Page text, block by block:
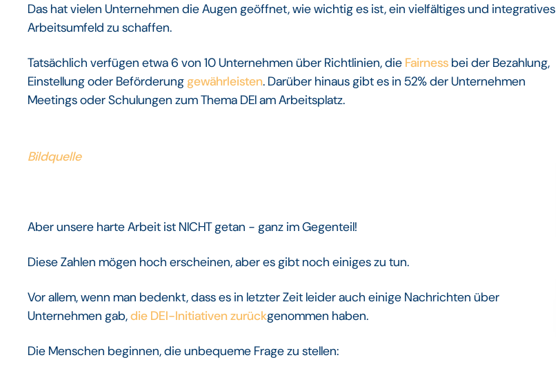
Das hat vielen Unternehmen die Augen geöffnet, wie wichtig es ist, ein vielfältiges und integratives
Arbeitsumfeld zu schaffen.
Tatsächlich verfügen etwa 6 von 10 Unternehmen über Richtlinien, die Fairness bei der Bezahlung,
Einstellung oder Beförderunggewährleisten. Darüber hinaus gibt es in 52% der Unternehmen
Meetings oder Schulungen zum Thema DEI am Arbeitsplatz.
Bildquelle
Aber unsere harte Arbeit ist NICHT getan - ganz im Gegenteil!
Diese Zahlen mögen hoch erscheinen, aber es gibt noch einiges zu tun.
Vor allem, wenn man bedenkt, dass es in letzter Zeit leider auch einige Nachrichten über
Unternehmen gab,die DEI-Initiativen zurückgenommen haben.
Die Menschen beginnen, die unbequeme Frage zu stellen: